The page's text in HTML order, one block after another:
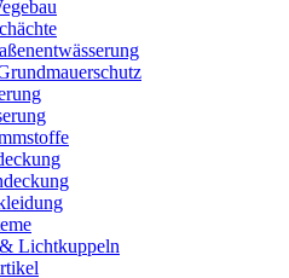
Lichtkuppeln